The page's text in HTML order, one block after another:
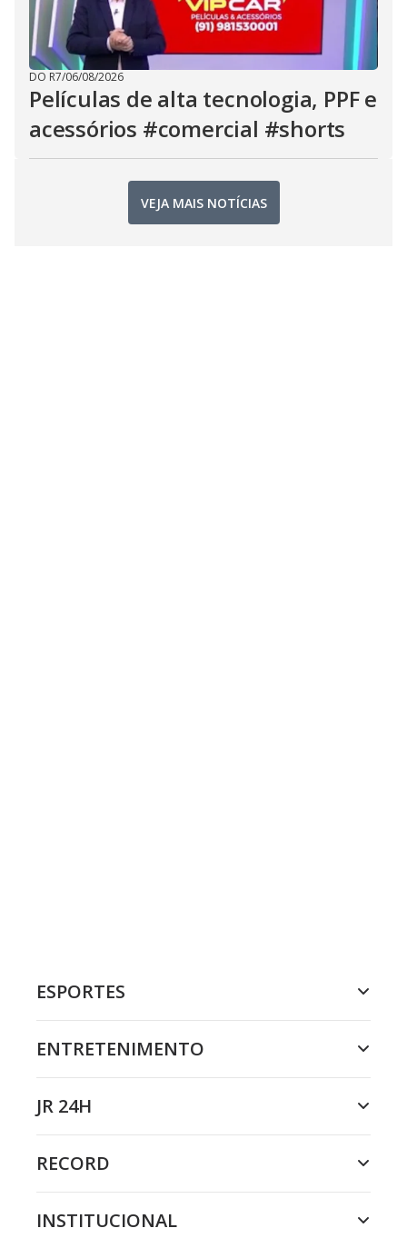
DO R7/06/08/2026
Películas de alta tecnologia, PPF e
acessórios #comercial #shorts
VEJA MAIS NOTÍCIAS
ESPORTES
ENTRETENIMENTO
JR 24H
RECORD
INSTITUCIONAL